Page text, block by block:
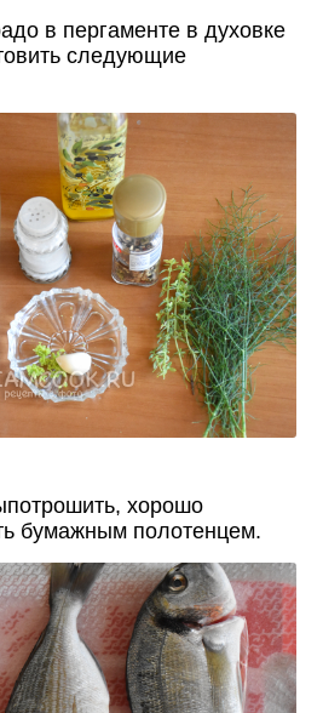
в пергаменте в духовке
следующие
хорошо
бумажным полотенцем.